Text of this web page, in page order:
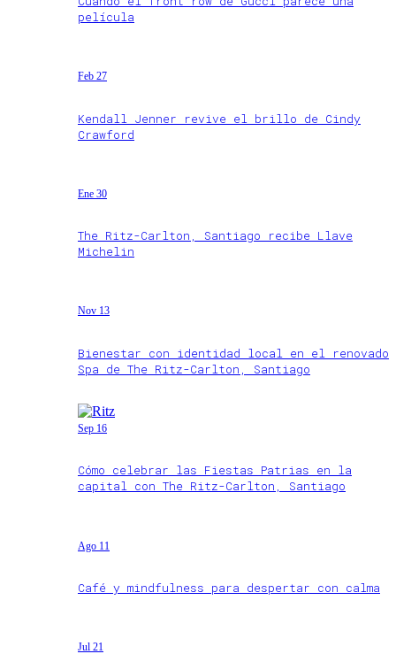
película
Feb 27
Kendall Jenner revive el brillo de Cindy
Crawford
Ene 30
The Ritz-Carlton, Santiago recibe Llave
Michelin
Nov 13
Bienestar con identidad local en el renovado
Spa de The Ritz-Carlton, Santiago
Sep 16
Cómo celebrar las Fiestas Patrias en la
capital con The Ritz-Carlton, Santiago
Ago 11
Café y mindfulness para despertar con calma
Jul 21